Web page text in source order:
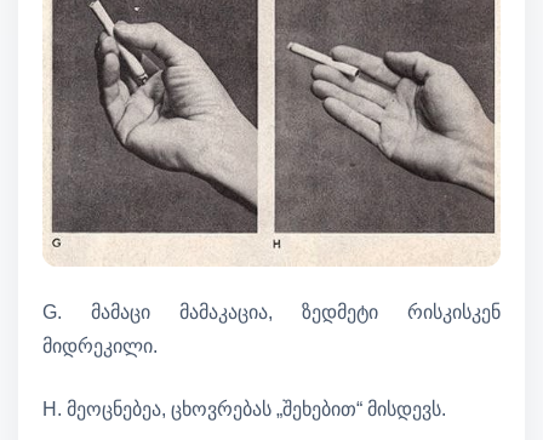
G. მამაცი მამაკაცია, ზედმეტი რისკისკენ
მიდრეკილი.
H. მეოცნებეა, ცხოვრებას „შეხებით“ მისდევს.